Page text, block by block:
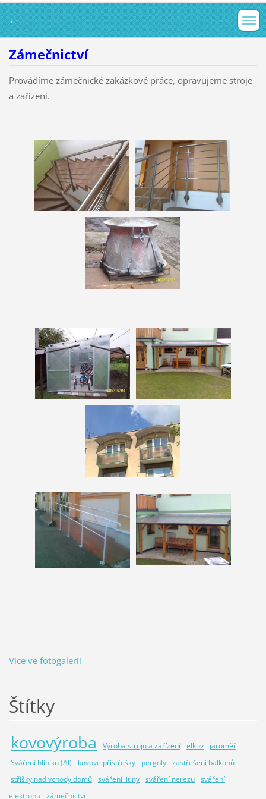
.
Zámečnictví
Provádíme zámečnické zakázkové práce, opravujeme stroje
a zařízení.
Více ve fotogalerii
Štítky
kovovýroba Výroba strojů a zařízení elkov
jaroměř
Sváření hliníku (Al)
kovové přístřešky pergoly zastřešení balkonů
stříšky nad vchody domů sváření litiny sváření nerezu sváření
elektronu zámečnictví